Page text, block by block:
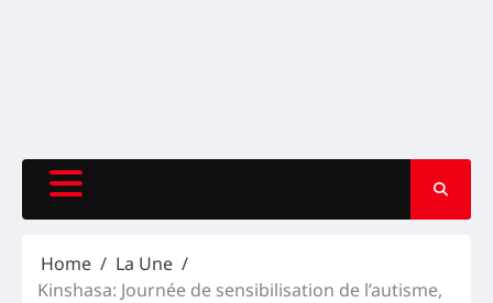
Home
La Une
Kinshasa: Journée de sensibilisation de l’autisme,